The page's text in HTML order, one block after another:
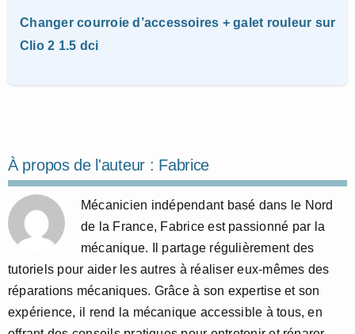
Changer courroie d’accessoires + galet rouleur sur
Clio 2 1.5 dci
À propos de l'auteur : Fabrice
Mécanicien indépendant basé dans le Nord
de la France, Fabrice est passionné par la
mécanique. Il partage régulièrement des
tutoriels pour aider les autres à réaliser eux-mêmes des
réparations mécaniques. Grâce à son expertise et son
expérience, il rend la mécanique accessible à tous, en